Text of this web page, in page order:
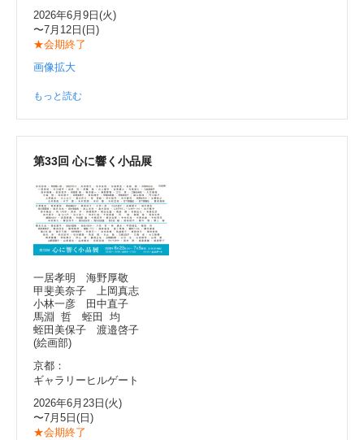
2026年6月9日(火)
〜7月12日(日)
★会期終了
画像拡大
もっと読む
第33回 心に響く小品展
一居孝明 海野厚敬
甲斐美奈子 上岡真志
小林一彦 田中直子
馬淵 哲 蛭田 均
蛭田美保子 渡邉啓子
(絵画部)
京都：
ギャラリーヒルゲート
2026年6月23日(火)
〜7月5日(日)
★会期終了